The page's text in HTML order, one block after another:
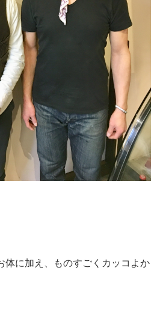
体に加え、ものすごくカッコよか